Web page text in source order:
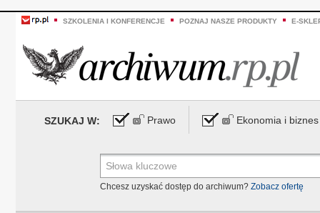
SZKOLENIA I KONFERENCJE POZNAJ NASZE PRODUKTY E-
SZUKAJ W: Prawo Ekonomia i biznes
Chcesz uzyskać dostęp do archiwum? Zobacz ofertę